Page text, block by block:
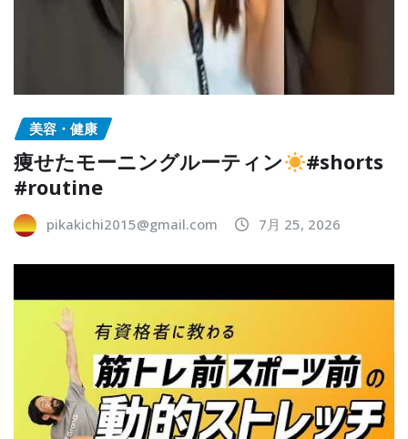
美容・健康
痩せたモーニングルーティン
#shorts
#routine
pikakichi2015@gmail.com 7月 25, 2026